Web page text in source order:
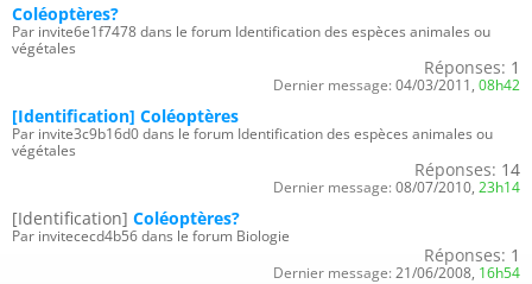
Coléoptères?
Par invite6e1f7478 dans le forum Identification des espèces animales ou
végétales
Réponses: 1
Dernier message: 04/03/2011, 08h42
[Identification] Coléoptères
Par invite3c9b16d0 dans le forum Identification des espèces animales ou
végétales
Réponses: 14
Dernier message: 08/07/2010, 23h14
[Identification] Coléoptères?
Par invitececd4b56 dans le forum Biologie
Réponses: 1
Dernier message: 21/06/2008, 16h54